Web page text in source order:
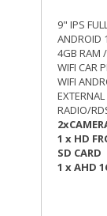
9" IPS
ANDROID
4GB RAM
WIFI CAR
WIFI
RADIO/
1 x HD
SD CARD
1 x AHD